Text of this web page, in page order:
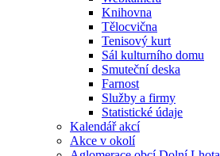
Knihovna
Tělocvična
Tenisový kurt
Sál kulturního domu
Smuteční deska
Farnost
Služby a firmy
Statistické údaje
Kalendář akcí
Akce v okolí